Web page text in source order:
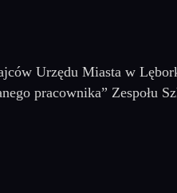
Urzędu Miasta w
pracownika” Zespołu